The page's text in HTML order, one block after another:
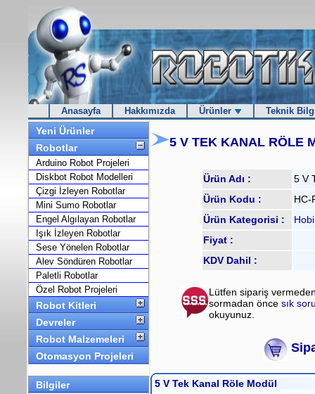
Anasayfa Hakkımızda Ürünler Teknik
Yeni Ürünler
Robotlar
Arduino Robot Projeleri
Diskbot Robot Modelleri
Çizgi İzleyen Robotlar
Mini Sumo Robotlar
Engel Algılayan Robotlar
Işık İzleyen Robotlar
Sese Yönelen Robotlar
Alev Söndüren Robotlar
Paletli Robotlar
Özel Robot Projeleri
Robot Kitleri
Devreler
Robot Malzemeleri
Otomasyon Projeleri
Bilgiler
5 V TEK KANAL RÖLE
Ürün Adı :
5 V
Ürün Kodu :
HC-
Ürün Kategorisi :
Fiyat :
KDV Dahil :
Lütfen sipariş
sormadan önce sık
okuyunuz.
5 V Tek Kanal Röle Modül